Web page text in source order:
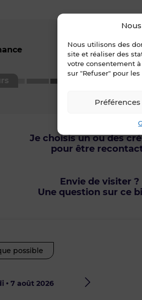
Nous utilisons des
site et réaliser des
votre consentement
sur "Refuser" pour
Préférences
Indice
serre (GES)
Je choisis un ou des
pour être
Envie de visiter ?
Une question sur ce
possible
• 7 août 2026